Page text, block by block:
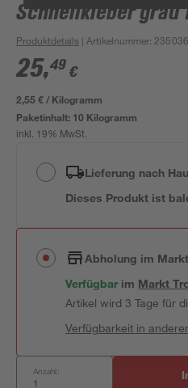
Schnellkleber grau
Produktdetails | Artikelnummer:
25,49 €
2,55 € / Kilogramm
Paketinhalt: 10 Kilogramm
inkl. 19% MwSt.
Lieferung nach
Dieses Produkt ist
Abholung im Markt
Verfügbar im Markt
Artikel wird 3 Tage für
Verfügbarkeit in
Anzahl: